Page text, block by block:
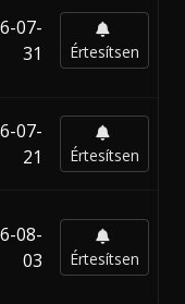
07-
31
Értesítsen
07-
21
Értesítsen
08-
03
Értesítsen